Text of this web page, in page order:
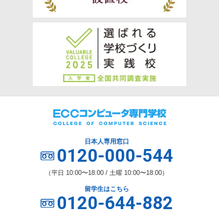
日本人専用窓口
0120-000-544
（平日 10:00〜18:00 / 土曜 10:00〜18:00）
留学生はこちら
0120-644-882